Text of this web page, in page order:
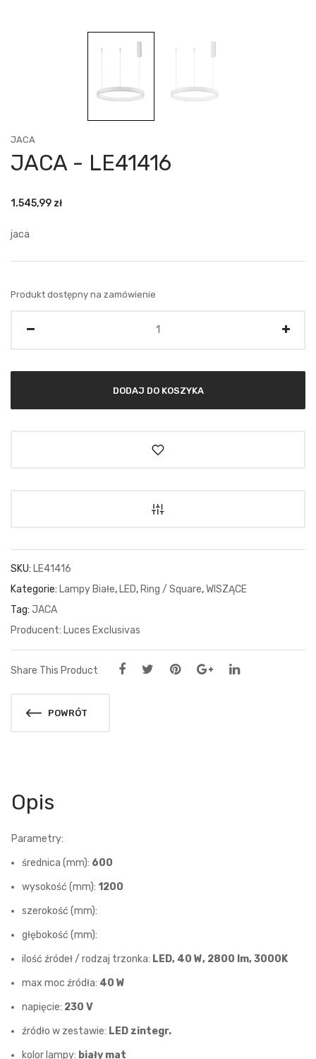
JACA
JACA - LE41416
1.545,99 zł
jaca
Produkt dostępny na zamówienie
DODAJ DO KOSZYKA
SKU: LE41416
Kategorie: Lampy Białe, LED, Ring / Square,WISZĄCE
Tag: JACA
Luces Exclusivas
Share This Product
POWRÓT
Opis
Parametry:
średnica (mm): 600
wysokość (mm): 1200
szerokość (mm):
głębokość (mm):
ilość źródeł / rodzaj trzonka: LED, 40 W, 2800 lm, 3000K
max moc źródła: 40 W
napięcie: 230 V
źródło w zestawie: LED zintegr.
kolor lampy: biały mat